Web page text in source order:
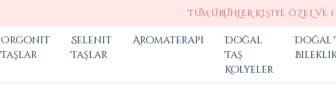
TÜM ÜRÜNLER KIŞIYE ÖZEL VE
Orgonit
Taşlar
Selenit
Taşlar
Aromaterapi
Doğal
Taş
Kolyeler
Doğal